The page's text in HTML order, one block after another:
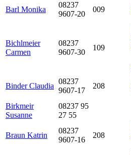
Barl Monika
08237
9607-20
009
Bichlmeier
Carmen
08237
9607-30
109
Binder Claudia
08237
9607-17
208
Birkmeir
Susanne
08237 95
27 55
Braun Katrin
08237
9607-16
208